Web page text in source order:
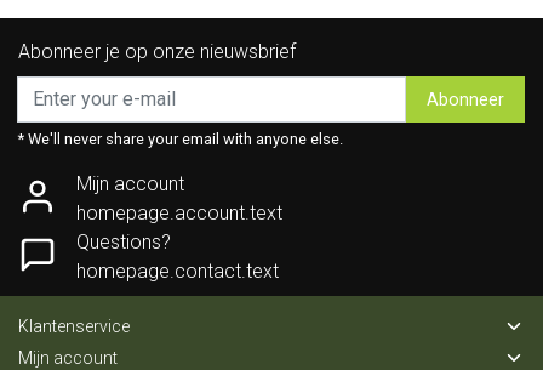
Abonneer je op onze nieuwsbrief
Abonneer
* We'll never share your email with anyone else.
Mijn account
homepage.account.text
Questions?
homepage.contact.text
Klantenservice
Mijn account